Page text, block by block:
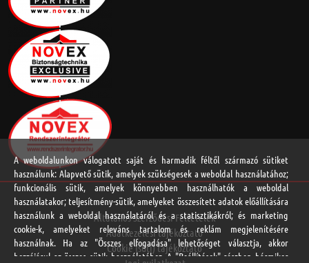
Általános Szerződési Feltételek
Adatkezelési tájékoztató
Cookie (süti) tájékoztató
A weboldalunkon válogatott saját és harmadik féltől származó sütiket
használunk: Alapvető sütik, amelyek szükségesek a weboldal használatához;
funkcionális sütik, amelyek könnyebben használhatók a weboldal
használatakor; teljesítmény-sütik, amelyeket összesített adatok előállítására
használunk a weboldal használatáról és a statisztikákról; és marketing
cookie-k, amelyeket releváns tartalom és reklám megjelenítésére
használnak. Ha az "Összes elfogadása" lehetőséget választja, akkor
hozzájárul az összes sütik használatához. A "Beállítások" részben bármikor